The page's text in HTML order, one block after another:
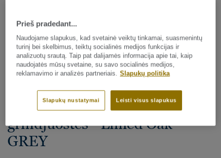
Visi dekorai (175)
Visi priedai|Apdaila|Grindjuostės
Dekoratyvinės LVT
grindjuostės - Limed Oak
GREY
Prieš pradedant...
Naudojame slapukus, kad svetainė veiktų tinkamai, suasmenintų
turinį bei skelbimus, teiktų socialinės medijos funkcijas ir
analizuotų srautą. Taip pat dalijamės informacija apie tai, kaip
naudojatės mūsų svetaine, su savo socialinės medijos,
reklamavimo ir analizės partneriais. Slapukų politika
Leisti visus slapukus
Slapukų nustatymai